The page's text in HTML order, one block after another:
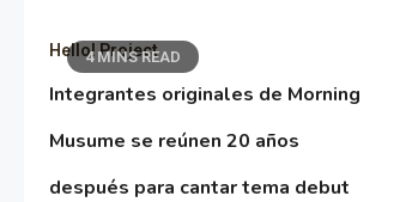
4 MINS READ
Hello! Project
Integrantes originales de Morning
Musume se reúnen 20 años
después para cantar tema debut